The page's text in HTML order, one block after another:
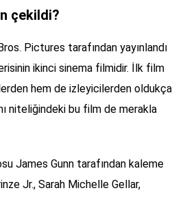
çekildi?
Pictures tarafından yayınlandı
ikinci sinema filmidir. İlk film
hem de izleyicilerden oldukça
niteliğindeki bu film de merakla
James Gunn tarafından kaleme
Jr., Sarah Michelle Gellar,